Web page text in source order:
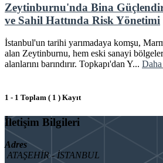
Zeytinburnu'nda Bina
ve Sahil Hattında Risk Yönetimi
İstanbul'un tarihi yarımadaya komşu,
alan Zeytinburnu, hem eski sanayi
alanlarını barındırır. Topkapı'dan Y...
1 - 1 Toplam ( 1 ) Kayıt
İletişim Bilgileri
Adres
ATAŞEHİR - İSTANBUL